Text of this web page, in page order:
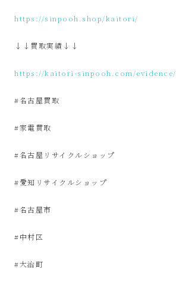
売
お
https://sinpooh.shop/kaitori/
↓↓買取実績↓↓
https://kaitori-sinpooh.com/evidence/
#名古屋買取
#家電買取
#名古屋リサイクルショップ
#愛知リサイクルショップ
#名古屋市
#中村区
#大治町